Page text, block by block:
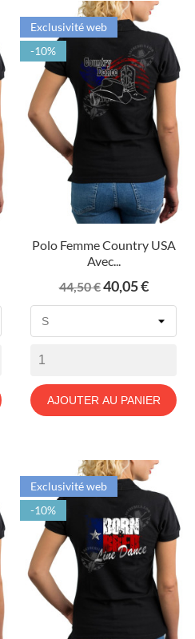
Polo Femme Country USA
Avec...
Prix
de
44,50 €Prix
40,05 €
AJOUTER AU PANIER
Exclusivité web
-10%
Exclusivité web
-10%